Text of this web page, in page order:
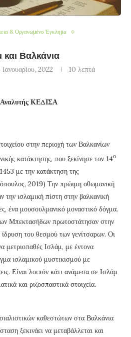
& Οργανωμένο Έγκλημα
και Βαλκάνια
Ιανουαρίου, 2022
10 λεπτά
Αναλυτής ΚΕΔΙΣΑ
στην περιοχή των Βαλκανίων
κατάκτησης, που ξεκίνησε τον 14ο
με την κατάκτηση της
2019) Την πρώιμη οθωμανική
την ισλαμική πίστη στην βαλκανική
ένα μουσουλμανικό μοναστικό δόγμα.
Μπεκτασήδων πρωτοστάτησαν στην
του θεσμού των γενίτσαρων. Οι
μετριοπαθές Ισλάμ, με έντονα
ισλαμικού μυστικισμού με
Είναι λοιπόν κάτι ανάμεσα σε Ισλάμ
και ριζοσπαστικά στοιχεία.
καθεστώτων στα Βαλκάνια
ξεκινάει να μεταβάλλεται και